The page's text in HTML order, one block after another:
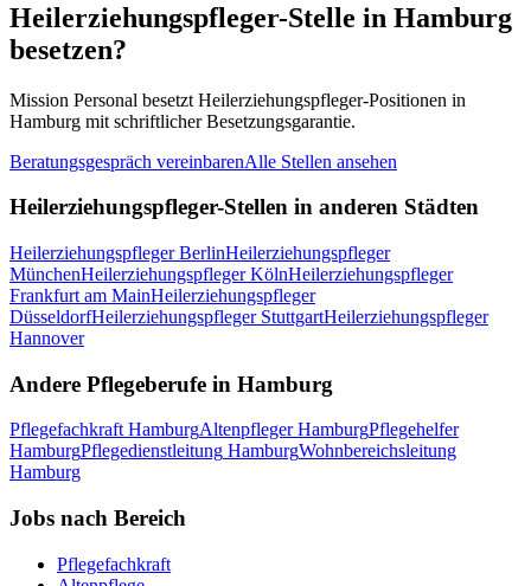
Heilerziehungspfleger-Stelle in Hamburg
besetzen?
Mission Personal besetzt Heilerziehungspfleger-Positionen in
Hamburg mit schriftlicher Besetzungsgarantie.
Beratungsgespräch vereinbarenAlle Stellen ansehen
Heilerziehungspfleger-Stellen in anderen Städten
Heilerziehungspfleger BerlinHeilerziehungspfleger
MünchenHeilerziehungspfleger KölnHeilerziehungspfleger
Frankfurt am MainHeilerziehungspfleger
DüsseldorfHeilerziehungspfleger StuttgartHeilerziehungspfleger
Hannover
Andere Pflegeberufe in Hamburg
Pflegefachkraft HamburgAltenpfleger HamburgPflegehelfer
HamburgPflegedienstleitung HamburgWohnbereichsleitung
Hamburg
Jobs nach Bereich
Pflegefachkraft